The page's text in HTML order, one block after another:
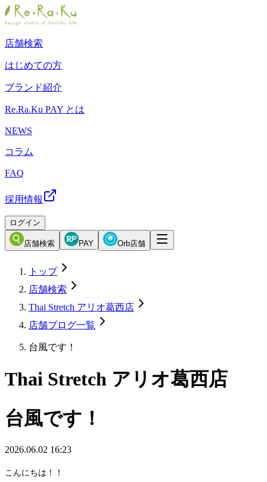
店舗検索
はじめての方
ブランド紹介
Re.Ra.Ku PAY とは
NEWS
コラム
FAQ
採用情報
ログイン
店舗検索 PAY Orb店舗
トップ
店舗検索
Thai Stretch アリオ葛西店
店舗ブログ一覧
台風です！
Thai Stretch アリオ葛西店
台風です！
2026.06.02 16:23
こんにちは！！